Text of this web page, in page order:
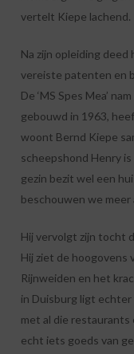
vertelt Kiepe lachend.
Na zijn opleiding deed
vereiste patenten en
De ‘MS Spes Mea’
gebouwd in 1963,
woont Bernd Kiepe
scheepshond Henry
gezin bezit wel een
beschouwen we meer
Hij vervolgt zijn tocht
Hij ziet de hoogovens
Rijnweiden en het
in Duisburg ligt echter
met al die restaurants
echt iets goeds van